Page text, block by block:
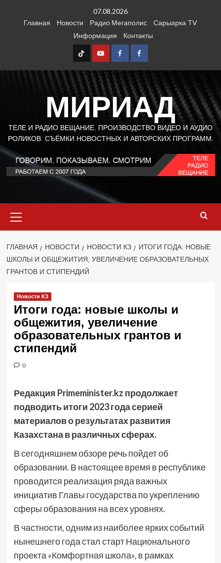
07.08.2026
Главная
Новости Радио Мегаполис
Сарыарка TV
Информация
Контакты
TT Youtube
FB1 FB2
МИРИАД
ТЕЛЕ И РАДИО ВЕЩАНИЕ. ПРОИЗВОДСТВО ВИДЕО И АУДИО
РОЛИКОВ. СЪЁМКИ НОВОСТНЫХ И АВТОРСКИХ ПРОГРАММ.
меню
ГЛАВНАЯ НОВОСТИ НОВОСТИ КЗ
ИТОГИ ГОДА: НОВЫЕ
ШКОЛЫ И ОБЩЕЖИТИЯ, УВЕЛИЧЕНИЕ ОБРАЗОВАТЕЛЬНЫХ
ГРАНТОВ И СТИПЕНДИЙ
Новости КЗ
Итоги года: новые школы и
общежития, увеличение
образовательных грантов и
стипендий
0
Редакция Primeminister.kz продолжает
подводить итоги 2023 года серией
материалов о результатах развития
Казахстана в различных сферах.
В сегодняшнем обзоре речь пойдет об
образовании. В настоящее время в республике
проводится реализация ряда важных
инициатив Главы государства по укреплению
сферы образования на всех уровнях.
В частности, одним из наиболее ярких событий
нынешнего года стал старт Национального
проекта «Комфортная школа», в рамках